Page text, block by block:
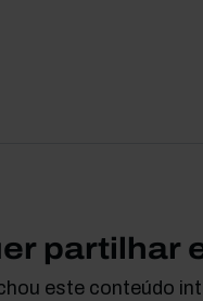
partilhar
este conteúdo